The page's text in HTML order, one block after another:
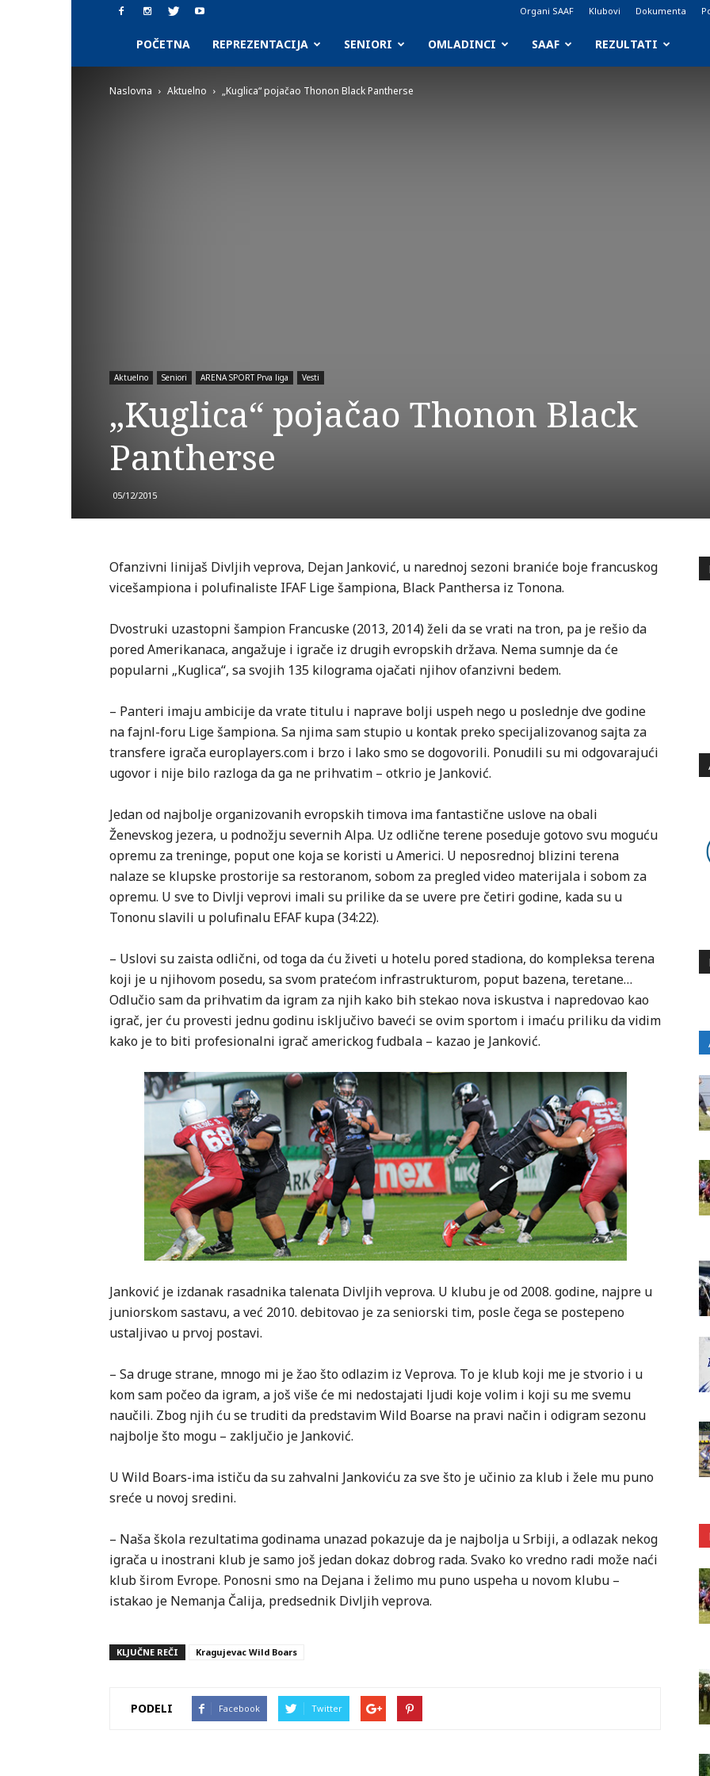
Organi SAAF Klubovi Dokumenta
SAAF.rs
POČETNA REPREZENTACIJA SENIORI OMLADINCI SAAF REZULTATI
Naslovna Aktuelno „Kuglica“ pojačao Thonon Black Pantherse
Aktuelno Seniori ARENA SPORT Prva liga Vesti
„Kuglica“ pojačao Thonon Black
Pantherse
05/12/2015
Ofanzivni linijaš Divljih veprova, Dejan Janković, u narednoj sezoni braniće boje francuskog
vicešampiona i polufinaliste IFAF Lige šampiona, Black Panthersa iz Tonona.
Dvostruki uzastopni šampion Francuske (2013, 2014) želi da se vrati na tron, pa je rešio da
pored Amerikanaca, angažuje i igrače iz drugih evropskih država. Nema sumnje da će
popularni „Kuglica“, sa svojih 135 kilograma ojačati njihov ofanzivni bedem.
– Panteri imaju ambicije da vrate titulu i naprave bolji uspeh nego u poslednje dve godine
na fajnl-foru Lige šampiona. Sa njima sam stupio u kontak preko specijalizovanog sajta za
transfere igrača europlayers.com i brzo i lako smo se dogovorili. Ponudili su mi odgovarajući
ugovor i nije bilo razloga da ga ne prihvatim – otkrio je Janković.
Jedan od najbolje organizovanih evropskih timova ima fantastične uslove na obali
Ženevskog jezera, u podnožju severnih Alpa. Uz odlične terene poseduje gotovo svu moguću
opremu za treninge, poput one koja se koristi u Americi. U neposrednoj blizini terena
nalaze se klupske prostorije sa restoranom, sobom za pregled video materijala i sobom za
opremu. U sve to Divlji veprovi imali su prilike da se uvere pre četiri godine, kada su u
Tononu slavili u polufinalu EFAF kupa (34:22).
– Uslovi su zaista odlični, od toga da ću živeti u hotelu pored stadiona, do kompleksa terena
koji je u njihovom posedu, sa svom pratećom infrastrukturom, poput bazena, teretane…
Odlučio sam da prihvatim da igram za njih kako bih stekao nova iskustva i napredovao kao
igrač, jer ću provesti jednu godinu isključivo baveći se ovim sportom i imaću priliku da vidim
kako je to biti profesionalni igrač americkog fudbala – kazao je Janković.
Janković je izdanak rasadnika talenata Divljih veprova. U klubu je od 2008. godine, najpre u
juniorskom sastavu, a već 2010. debitovao je za seniorski tim, posle čega se postepeno
ustaljivao u prvoj postavi.
– Sa druge strane, mnogo mi je žao što odlazim iz Veprova. To je klub koji me je stvorio i u
kom sam počeo da igram, a još više će mi nedostajati ljudi koje volim i koji su me svemu
naučili. Zbog njih ću se truditi da predstavim Wild Boarse na pravi način i odigram sezonu
najbolje što mogu – zaključio je Janković.
U Wild Boars-ima ističu da su zahvalni Jankoviću za sve što je učinio za klub i žele mu puno
sreće u novoj sredini.
– Naša škola rezultatima godinama unazad pokazuje da je najbolja u Srbiji, a odlazak nekog
igrača u inostrani klub je samo još jedan dokaz dobrog rada. Svako ko vredno radi može naći
klub širom Evrope. Ponosni smo na Dejana i želimo mu puno uspeha u novom klubu –
istakao je Nemanja Čalija, predsednik Divljih veprova.
KLJUČNE REČI Kragujevac Wild Boars
PODELI Facebook Twitter